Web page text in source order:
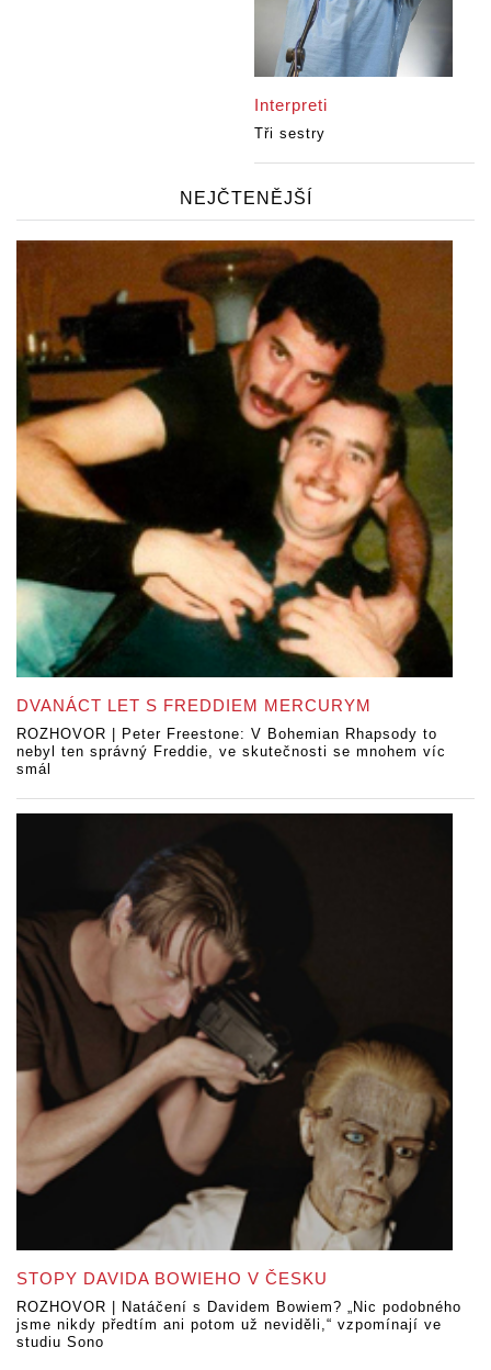
Interpreti
Tři sestry
NEJČTENĚJŠÍ
DVANÁCT LET S FREDDIEM MERCURYM
ROZHOVOR | Peter Freestone: V Bohemian Rhapsody to
nebyl ten správný Freddie, ve skutečnosti se mnohem víc
smál
STOPY DAVIDA BOWIEHO V ČESKU
ROZHOVOR | Natáčení s Davidem Bowiem? „Nic podobného
jsme nikdy předtím ani potom už neviděli,“ vzpomínají ve
studiu Sono